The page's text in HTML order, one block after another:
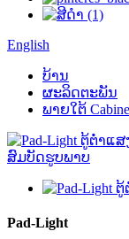
English
ບ້ານ
ຜະລິດຕະພັນ
ພາຍໃຕ້
Pad-Light